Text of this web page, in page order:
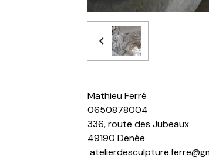
0650878004
336, route des Jubeaux